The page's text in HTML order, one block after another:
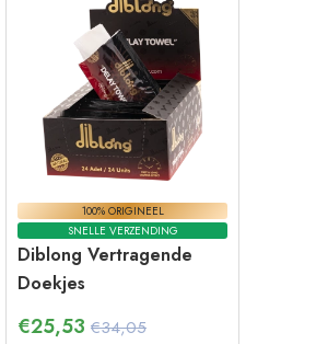
100% ORIGINEEL
SNELLE VERZENDING
Diblong Vertragende
Doekjes
€25,53 €34,05